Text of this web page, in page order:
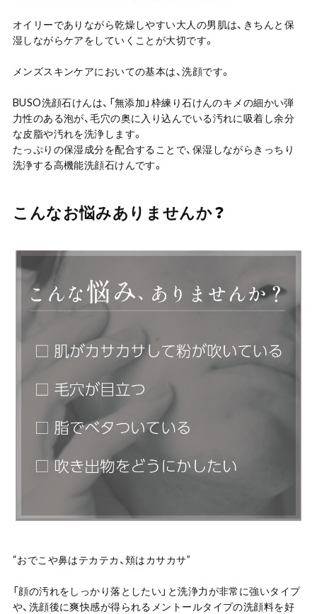
オイリーでありながら乾燥しやすい大人の男肌は、きちんと保
湿しながらケアをしていくことが大切です。
メンズスキンケアにおいての基本は、洗顔です。
BUSO洗顔石けんは、「無添加」枠練り石けんのキメの細かい弾
力性のある泡が、毛穴の奥に入り込んでいる汚れに吸着し余分
な皮脂や汚れを洗浄します。
たっぷりの保湿成分を配合することで、保湿しながらきっちり
洗浄する高機能洗顔石けんです。
こんなお悩みありませんか？
“おでこや鼻はテカテカ、頬はカサカサ”
「顔の汚れをしっかり落としたい」と洗浄力が非常に強いタイプ
や、洗顔後に爽快感が得られるメントールタイプの洗顔料を好